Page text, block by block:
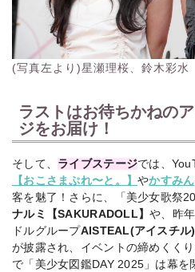
(写真左より)星瀬理桜、鈴木彩水
ラストはお待ちかねの
ジをお届け！
そして、 ライブステージでは、
【おこさまぷれ〜と。】やかすみん
客を魅了！さらに、「美少女歌祭
ナルミ【SAKURADOLL】や、昨
ドルグループAISTEAL(アイスチル)
が披露され、イベントの締めくく
で「美少女図鑑DAY 2025」は幕を